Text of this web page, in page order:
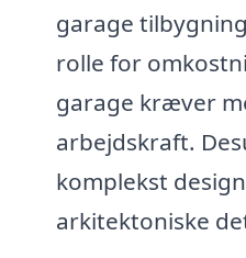
garage
rolle for
garage kræver
arbejdskraft.
komplekst
arkitektoniske